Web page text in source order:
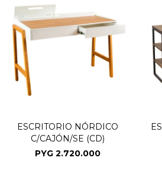
ESCRITORIO NÓRDICO
C/CAJÓN/SE (CD)
PYG 2.720.000